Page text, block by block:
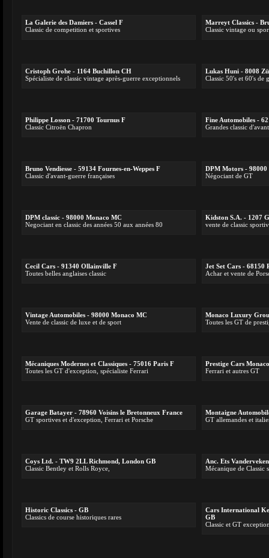
La Galerie des Damiers - Cassel F
Classic de competition et sportives
Marreyt Classics -
Classic vintage ou
Cristoph Grohe - 1164 Buchillon CH
Spécialiste de classic vintage après-guerre exceptionnels
Lukas Huni - 8008
Classic 50's et 60's de
Philippe Losson - 71700 Tournus F
Classic Citroën Chapron
Fine Automobiles -
Grandes classic
Bruno Vendiesse - 59134 Fournes-en-Weppes F
Classic d'avant-guerre françaises
DPM Motors - 98000
Négociant de GT
DPM classic - 98000 Monaco MC
Negociant en classic des années 50 aux années 80
Kidston S.A. - 1207
vente de classic
Cecil Cars - 91340 Ollainville F
Toutes belles anglaises classic
Jet Set Cars - 68150
Achar et vente de
Vintage Automobiles - 98000 Monaco MC
Vente de classic de luxe et de sport
Monaco Luxury
Toutes les GT de
Mécaniques Modernes et Classiques - 75016 Paris F
Toutes les GT d'exception, spécialiste Ferrari
Prestige Cars
Ferrari et autres GT
Garage Batayer - 78960 Voisins le Bretonneux France
GT sportives et d'exception, Ferrari et Porsche
Montaigne
GT allemandes et
Coys Ltd. - TW9 2LL Richmond, London GB
Classic Bentley et Rolls Royce,
Anc. Ets
Mécanique de Classic
Historic Classics - GB
Classics de course historiques rares
Cars International
GB
Classic et GT